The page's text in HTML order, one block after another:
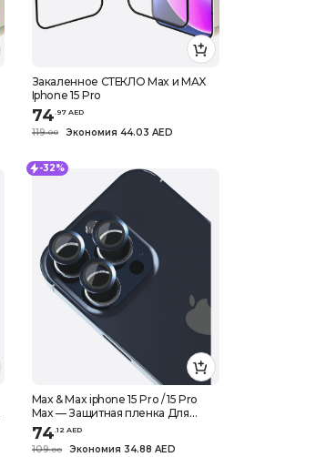
Закаленное СТЕКЛО Max и MAX
Iphone 15 Pro
74.97 AED
119.00 Экономия 44.03 AED
-32%
Max & Max iphone 15 Pro / 15 Pro
Max — Защитная пленка Для
ОБЪЕКТИВА Камеры —
Титановый синий
74 .12 AED
109.00 Экономия 34.88 AED